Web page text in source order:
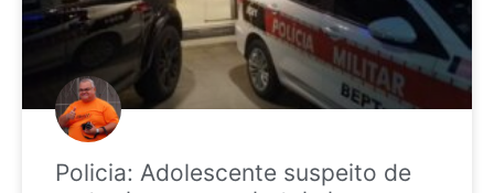
Policia: Adolescente suspeito de